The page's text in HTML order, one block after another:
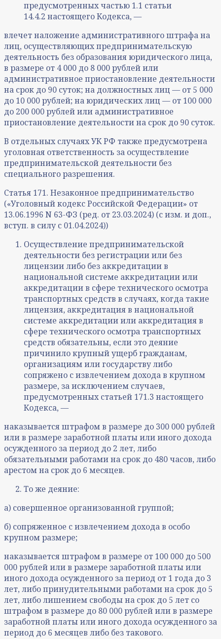
предусмотренных частью 1.1 статьи
14.4.2 настоящего Кодекса, —
влечет наложение административного штрафа на
лиц, осуществляющих предпринимательскую
деятельность без образования юридического лица,
в размере от 4 000 до 8 000 рублей или
административное приостановление деятельности
на срок до 90 суток; на должностных лиц — от 5 000
до 10 000 рублей; на юридических лиц — от 100 000
до 200 000 рублей или административное
приостановление деятельности на срок до 90 суток.
В отдельных случаях УК РФ также предусмотрена
уголовная ответственность за осуществление
предпринимательской деятельности без
специального разрешения.
Статья 171. Незаконное предпринимательство
(«Уголовный кодекс Российской Федерации» от
13.06.1996 N 63-ФЗ (ред. от 23.03.2024) (с изм. и доп.,
вступ. в силу с 01.04.2024))
Осуществление предпринимательской
деятельности без регистрации или без
лицензии либо без аккредитации в
национальной системе аккредитации или
аккредитации в сфере технического осмотра
транспортных средств в случаях, когда такие
лицензия, аккредитация в национальной
системе аккредитации или аккредитация в
сфере технического осмотра транспортных
средств обязательны, если это деяние
причинило крупный ущерб гражданам,
организациям или государству либо
сопряжено с извлечением дохода в крупном
размере, за исключением случаев,
предусмотренных статьей 171.3 настоящего
Кодекса, —
наказывается штрафом в размере до 300 000 рублей
или в размере заработной платы или иного дохода
осужденного за период до 2 лет, либо
обязательными работами на срок до 480 часов, либо
арестом на срок до 6 месяцев.
То же деяние:
а) совершенное организованной группой;
б) сопряженное с извлечением дохода в особо
крупном размере;
наказывается штрафом в размере от 100 000 до 500
000 рублей или в размере заработной платы или
иного дохода осужденного за период от 1 года до 3
лет, либо принудительными работами на срок до 5
лет, либо лишением свободы на срок до 5 лет со
штрафом в размере до 80 000 рублей или в размере
заработной платы или иного дохода осужденного за
период до 6 месяцев либо без такового.